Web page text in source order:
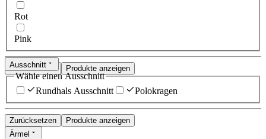
Rot
Pink
Zurücksetzen Produkte anzeigen
Ausschnitt
Wähle einen Ausschnitt
Rundhals Ausschnitt
Polokragen
Zurücksetzen
Produkte anzeigen
Ärmel